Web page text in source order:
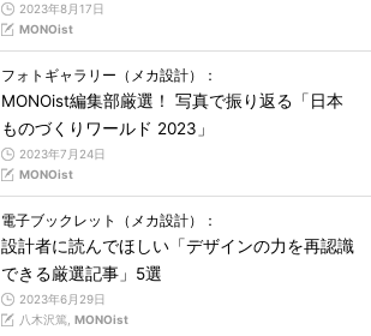
2023年8月17日
MONOist
フォトギャラリー（メカ設計）：
MONOist編集部厳選！ 写真で振り返る「日本
ものづくりワールド 2023」
2023年7月24日
MONOist
電子ブックレット（メカ設計）：
設計者に読んでほしい「デザインの力を再認識
できる厳選記事」5選
2023年6月29日
八木沢篤, MONOist